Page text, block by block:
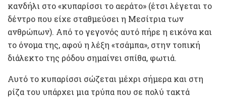
κανδήλι στο «κυπαρίσσι το αεράτο» (έτσι λέγεται το
δέντρο που είχε σταθμεύσει η Μεσίτρια των
ανθρώπων). Από το γεγονός αυτό πήρε η εικόνα και
το όνομα της, αφού η λέξη «τσάμπα», στην τοπική
διάλεκτο της ρόδου σημαίνει σπίθα, φωτιά.
Αυτό το κυπαρίσσι σώζεται μέχρι σήμερα και στη
ρίζα του υπάρχει μια τρύπα που σε πολύ τακτά